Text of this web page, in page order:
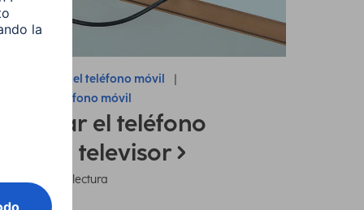
sobre el teléfono móvil
el teléfono móvil
el teléfono
al televisor
7 minutos de lectura